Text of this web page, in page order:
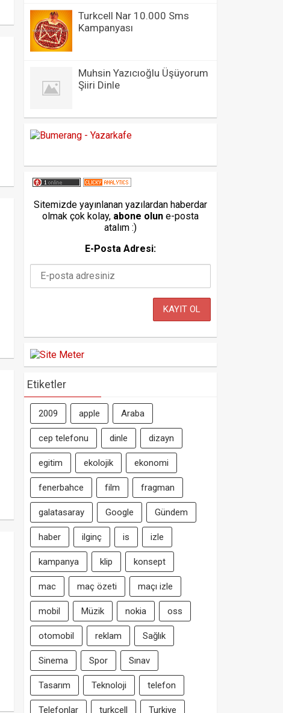
Turkcell Nar 10.000 Sms
Kampanyası
Muhsin Yazıcıoğlu Üşüyorum
Şiiri Dinle
Sitemizde yayınlanan yazılardan haberdar
olmak çok kolay, abone olun e-posta
atalım :)
E-Posta Adresi:
Etiketler
2009 apple Araba
cep telefonu dinle dizayn
egitim ekolojik ekonomi
fenerbahce film fragman
galatasaray Google Gündem
haber ilginç is izle
kampanya klip konsept
mac maç özeti maçı izle
mobil Müzik nokia oss
otomobil reklam Sağlık
Sinema Spor Sınav
Tasarım Teknoloji telefon
Telefonlar turkcell Turkiye